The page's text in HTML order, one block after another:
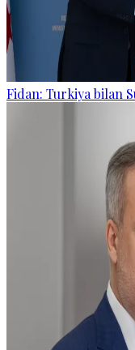
Fidan: Turkiya bilan